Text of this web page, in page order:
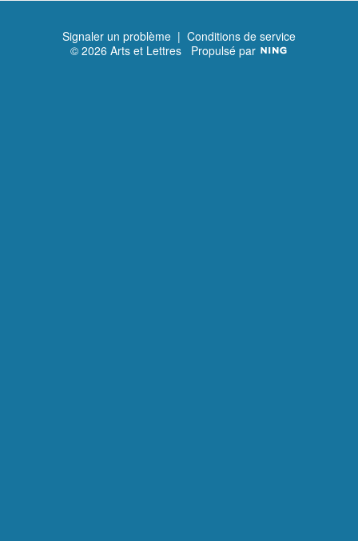
Signaler un problème | Conditions de service
© 2026 Arts et Lettres Propulsé par